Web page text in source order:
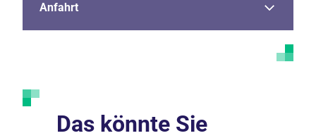
Anfahrt
Das könnte Sie